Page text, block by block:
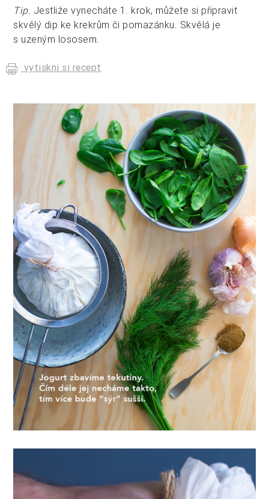
Tip. Jestliže vynecháte 1. krok, můžete si připravit
skvělý dip ke krekrům či pomazánku. Skvělá je
s uzeným lososem.
vytiskni si recept